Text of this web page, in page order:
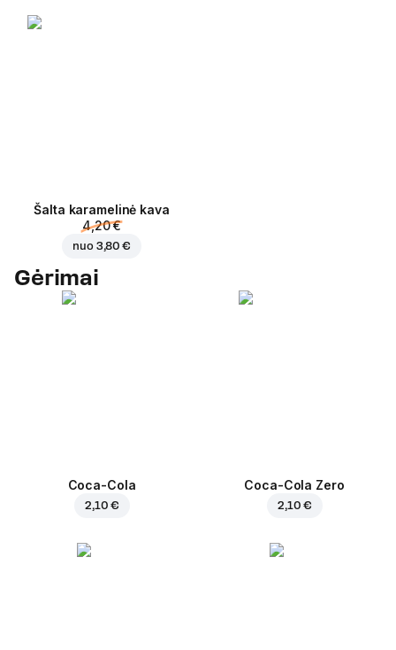
Šalta karamelinė kava
4,20 €
nuo 3,80 €
Gėrimai
Coca-Cola
2,10 €
Coca-Cola Zero
2,10 €